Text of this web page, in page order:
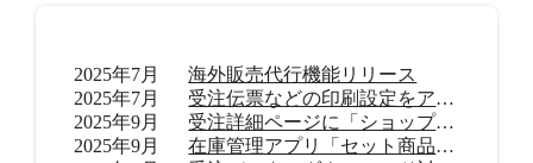
2025年7月
海外販売代行機能リリース
2025年7月
受注伝票などの印刷設定をアップデート
2025年9月
受注詳細ページに「ショップ内メモ」機能を追加
2025年9月
在庫管理アプリ「セット商品在庫管理 byらくらく在庫」リリース